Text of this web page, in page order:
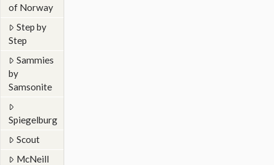
of Norway
Step by
Step
Sammies
by
Samsonite
Spiegelburg
Scout
McNeill